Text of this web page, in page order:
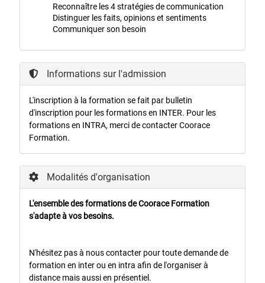
Reconnaître les 4 stratégies de communication
Distinguer les faits, opinions et sentiments
Communiquer son besoin
Informations sur l'admission
L'inscription à la formation se fait par bulletin
d'inscription pour les formations en INTER. Pour les
formations en INTRA, merci de contacter Coorace
Formation.
Modalités d'organisation
L'ensemble des formations de Coorace Formation
s'adapte à vos besoins.
N'hésitez pas à nous contacter pour toute demande de
formation en inter ou en intra afin de l'organiser à
distance mais aussi en présentiel.